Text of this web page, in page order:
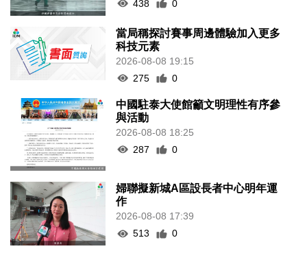
438
0
當局稱探討賽事周邊體驗加入更多
科技元素
2026-08-08 19:15
275
0
中國駐泰大使館籲文明理性有序參
與活動
2026-08-08 18:25
287
0
婦聯擬新城A區設長者中心明年運
作
2026-08-08 17:39
513
0